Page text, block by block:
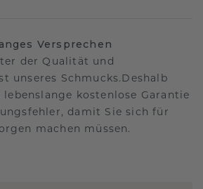
Versprechen
der Qualität und
unseres Schmucks.Deshalb
kostenlose Garantie
damit Sie sich für
machen müssen.